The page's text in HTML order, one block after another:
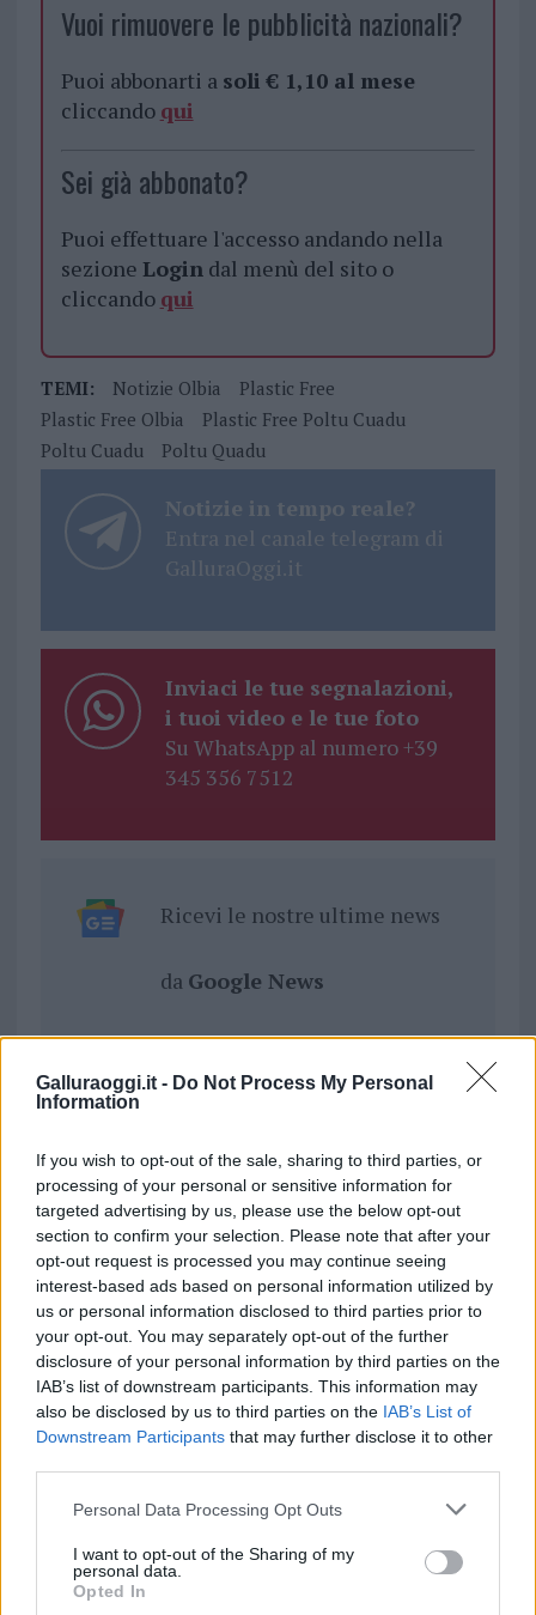
Galluraoggi.it - Do Not Process My Personal
Information
If you wish to opt-out of the sale, sharing to third parties, or
processing of your personal or sensitive information for
targeted advertising by us, please use the below opt-out
section to confirm your selection. Please note that after your
opt-out request is processed you may continue seeing
interest-based ads based on personal information utilized by
us or personal information disclosed to third parties prior to
your opt-out. You may separately opt-out of the further
disclosure of your personal information by third parties on the
IAB’s list of downstream participants. This information may
also be disclosed by us to third parties on the IAB’s List of
Downstream Participants that may further disclose it to other
Please note that this website/app uses one or more Google
not limited to your visit or usage behaviour. You may click to
grant or deny consent to Google and its third-party tags to
use your data for below specified purposes in below Google
Personal Data Processing Opt Outs
I want to opt-out of the Sharing of my
personal data.
Opted In
Vuoi rimuovere le pubblicità nazionali?
Puoi abbonarti a soli € 1,10 al mese
cliccando qui
Sei già abbonato?
Puoi effettuare l'accesso andando nella
sezione Login dal menù del sito o
cliccando qui
TEMI: Notizie Olbia
Plastic Free
Plastic Free Olbia
Plastic Free Poltu Cuadu
Poltu Cuadu
Poltu Quadu
Notizie in tempo reale?
Entra nel canale telegram di
GalluraOggi.it
Inviaci le tue segnalazioni,
i tuoi video e le tue foto
Su WhatsApp al numero +39
345 356 7512
Ricevi le nostre ultime news
da Google News
Condividi l'articolo
F
a
ce
b
o
o
k
T
w
it
te
r
n
te
re
st
h
at
s
A
p
p
h
a
re
Articolo precedente
Prossimo articolo
NOTIZIE RECENTI
“Sul filo del discorso”: sold out ad Olbia per il
reading su Atzeni
La Maddalena, festa per i 30 anni del Diving
center di Tegge